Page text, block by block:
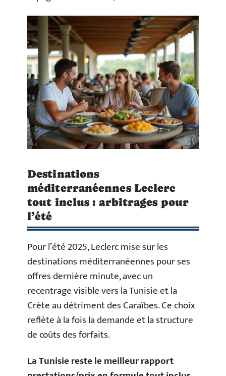
Destinations
méditerranéennes Leclerc
tout inclus : arbitrages pour
l’été
Pour l’été 2025, Leclerc mise sur les
destinations méditerranéennes pour ses
offres dernière minute, avec un
recentrage visible vers la Tunisie et la
Crète au détriment des Caraïbes. Ce choix
reflète à la fois la demande et la structure
de coûts des forfaits.
La Tunisie reste le meilleur rapport